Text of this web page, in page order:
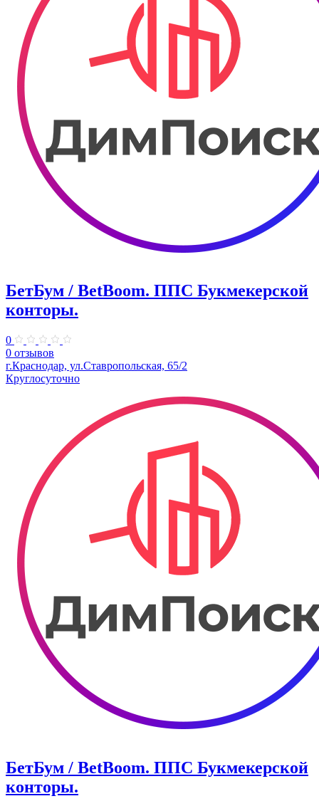
БетБум / BetBoom. ППС Букмекерской
конторы.
0
0 отзывов
г.Краснодар, ул.Ставропольская, 65/2
Круглосуточно
БетБум / BetBoom. ППС Букмекерской
конторы.